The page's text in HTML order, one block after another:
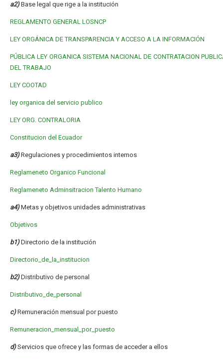
a2) Base legal que rige a la institución
REGLAMENTO GENERAL LOSNCP
LEY ORGÁNICA DE TRANSPARENCIA Y ACCESO A LA INFORMACIÓN
PÚBLICA LEY ORGANICA SISTEMA NACIONAL DE CONTRATACION
DEL TRABAJO
LEY COOTAD
ley organica del servicio publico
LEY ORG. CONTRALORIA
Constitucion del Ecuador
a3)Regulaciones y procedimientos internos
Reglameneto Organico Funcional
Reglameneto Adminsitracion Talento Humano
a4)Metas y objetivos unidades administrativas
Objetivos
b1)Directorio de la institución
Directorio_de_la_institucion
b2)Distributivo de personal
Distributivo_de_personal
c)Remuneración mensual por puesto
Remuneracion_mensual_por_puesto
d)Servicios que ofrece y las formas de acceder a ellos